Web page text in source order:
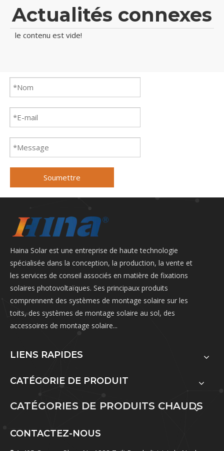
Actualités connexes
le contenu est vide!
Soumettre
Haina Solar est une entreprise de haute technologie
spécialisée dans la conception, la production, la vente et
les services de conseil associés en matière de fixations
solaires photovoltaïques. Ses principaux produits
comprennent des systèmes de montage solaire sur les
toits, des systèmes de montage solaire au sol, des
accessoires de montage solaire...
LIENS RAPIDES
CATÉGORIE DE PRODUIT
CATÉGORIES DE PRODUITS CHAUDS
CONTACTEZ-NOUS